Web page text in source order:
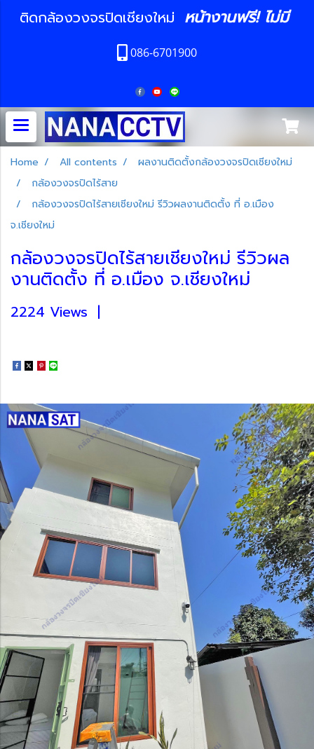
ติดกล้องวงจรปิดเชียงใหม่ หน้างานฟรี! ไม่มี
086-6701900
Home All contents
ผลงานติดตั้งกล้องวงจรปิดเชียงใหม่
กล้องวงจรปิดไร้สาย
กล้องวงจรปิดไร้สายเชียงใหม่ รีวิวผลงานติดตั้ง ที่ อ.เมือง
จ.เชียงใหม่
กล้องวงจรปิดไร้สายเชียงใหม่ รีวิวผล
งานติดตั้ง ที่ อ.เมือง จ.เชียงใหม่
2224 Views |